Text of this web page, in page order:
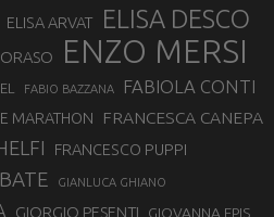
ELISA ARVAT ELISA DESCO
ENZO MERSI
FABIO BAZZANA FABIOLA CONTI
MARATHON FRANCESCA CANEPA
FRANCESCO PUPPI
GIANLUCA GHIANO
GIORGIO PESENTI GIOVANNA EPIS